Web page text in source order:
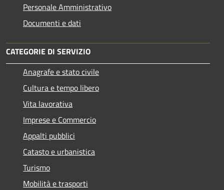
Personale Amministrativo
Documenti e dati
CATEGORIE DI SERVIZIO
Anagrafe e stato civile
Cultura e tempo libero
Vita lavorativa
Imprese e Commercio
Appalti pubblici
Catasto e urbanistica
Turismo
Mobilità e trasporti